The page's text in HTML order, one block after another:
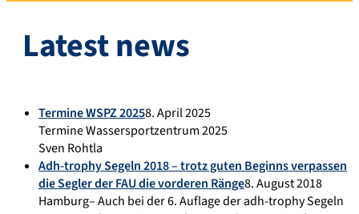
Latest news
Termine WSPZ 20258. April 2025
Termine Wassersportzentrum 2025
Sven Rohtla
Adh-trophy Segeln 2018 – trotz guten Beginns verpassen
die Segler der FAU die vorderen Ränge8. August 2018
Hamburg– Auch bei der 6. Auflage der adh-trophy Segeln